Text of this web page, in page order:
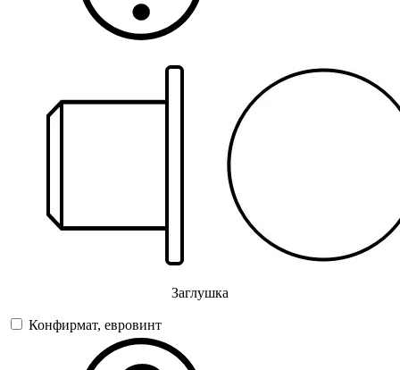
Заглушка
Конфирмат, евровинт